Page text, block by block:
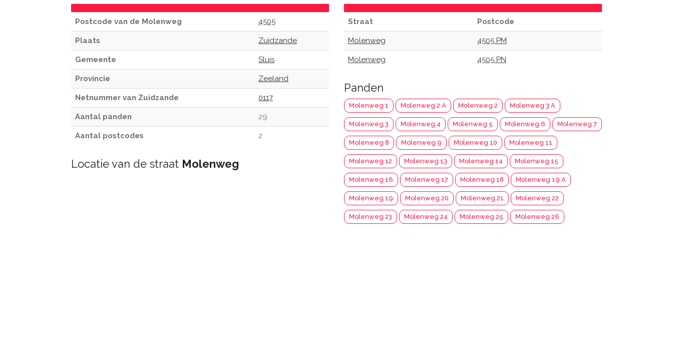
Postcode van de Molenweg 4505
Plaats Zuidzande
Gemeente Sluis
Provincie Zeeland
Netnummer van Zuidzande 0117
Aantal panden 29
Aantal postcodes 2
Locatie van de straat Molenweg
Straat Postcode
Molenweg 4505 PM
Molenweg 4505 PN
Panden
Molenweg 1 Molenweg 2 A Molenweg 2 Molenweg 3 A
Molenweg 3 Molenweg 4 Molenweg 5 Molenweg 6 Molenweg 7
Molenweg 8 Molenweg 9 Molenweg 10 Molenweg 11
Molenweg 12 Molenweg 13 Molenweg 14 Molenweg 15
Molenweg 16 Molenweg 17 Molenweg 18 Molenweg 19 A
Molenweg 19 Molenweg 20 Molenweg 21 Molenweg 22
Molenweg 23 Molenweg 24 Molenweg 25 Molenweg 26